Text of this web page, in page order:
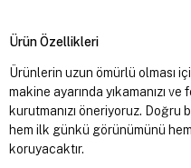
Ürün Özellikleri
Ürünlerin uzun ömürlü olması
makine ayarında yıkamanızı
kurutmanızı öneriyoruz. Doğru
hem ilk günkü görünümünü
koruyacaktır.